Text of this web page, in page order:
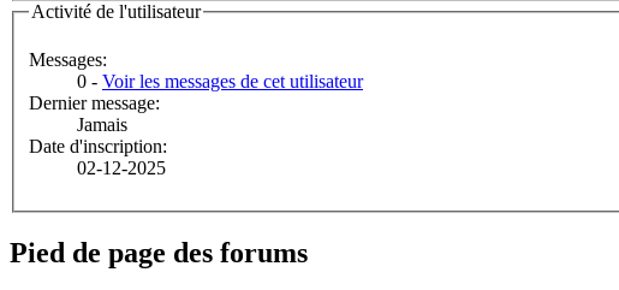
Activité de l'utilisateur
Messages:
0 - Voir les messages de cet utilisateur
Dernier message:
Jamais
Date d'inscription:
02-12-2025
Pied de page des forums